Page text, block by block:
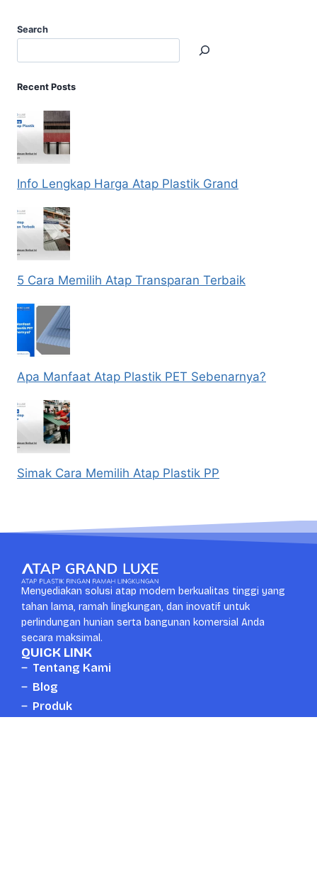
Search
Recent Posts
Info Lengkap Harga Atap Plastik Grand
5 Cara Memilih Atap Transparan Terbaik
Apa Manfaat Atap Plastik PET Sebenarnya?
Simak Cara Memilih Atap Plastik PP
Menyediakan solusi atap modern berkualitas tinggi yang
tahan lama, ramah lingkungan, dan inovatif untuk
perlindungan hunian serta bangunan komersial Anda
secara maksimal.
QUICK LINK
Tentang Kami
Blog
Produk